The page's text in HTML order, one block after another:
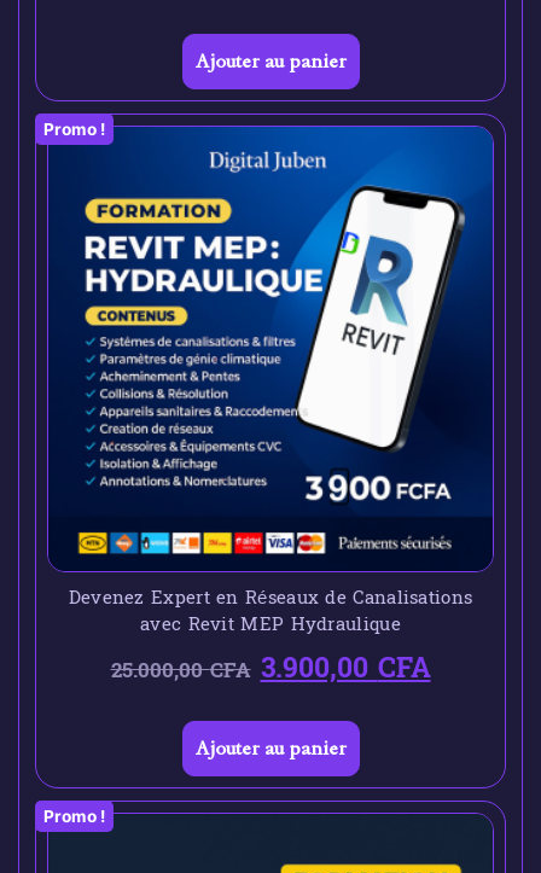
Ajouter au panier
Promo !
Devenez Expert en Réseaux de Canalisations
avec Revit MEP Hydraulique
25.000,00CFA 3.900,00CFA
Ajouter au panier
Promo !